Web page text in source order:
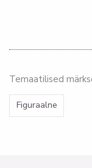
Temaatilised
Figuraalne